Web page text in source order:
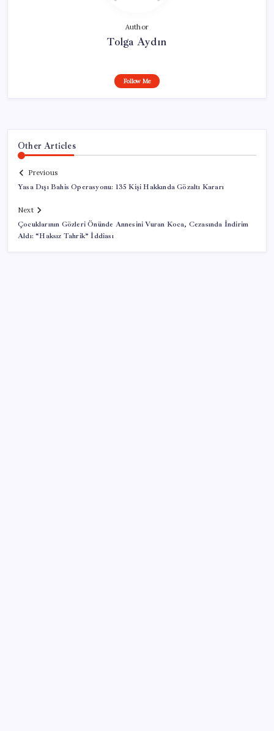
Author
Tolga Aydın
Follow Me
Other Articles
Previous
Yasa Dışı Bahis Operasyonu: 135 Kişi Hakkında Gözaltı Kararı
Next
Çocuklarının Gözleri Önünde Annesini Vuran Koca, Cezasında İndirim
Aldı: “Haksız Tahrik” İddiası